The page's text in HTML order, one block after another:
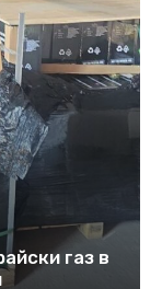
газ в